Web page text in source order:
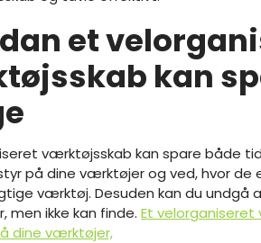
et
kan
værktøjsskab kan spare både
på dine værktøjer og ved, hvor
værktøj. Desuden kan du undgå
men ikke kan finde. Et
dine værktøjer,